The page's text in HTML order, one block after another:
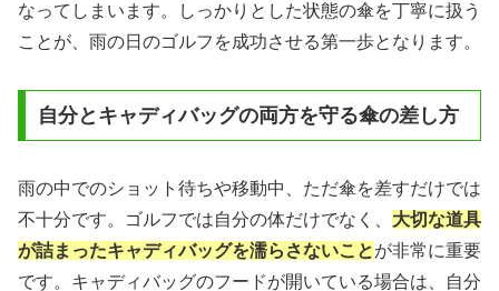
なってしまいます。しっかりとした状態の傘を丁寧に扱う
ことが、雨の日のゴルフを成功させる第一歩となります。
自分とキャディバッグの両方を守る傘の差し方
雨の中でのショット待ちや移動中、ただ傘を差すだけでは
不十分です。ゴルフでは自分の体だけでなく、 大切な道具
が詰まったキャディバッグを濡らさないことが非常に重要
です。キャディバッグのフードが開いている場合は、自分